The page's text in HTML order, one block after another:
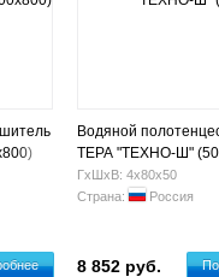
Водяной
ТЕРА "ТЕХНО-Ш"
ГхШхВ: 4х80х50
Страна:
Россия
8 852 руб.